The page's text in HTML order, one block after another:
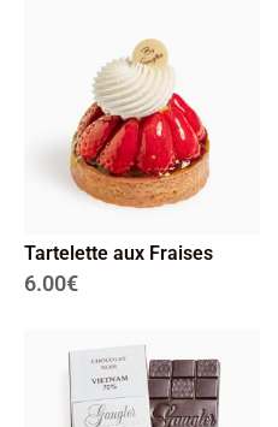
Tartelette aux Fraises
6.00€